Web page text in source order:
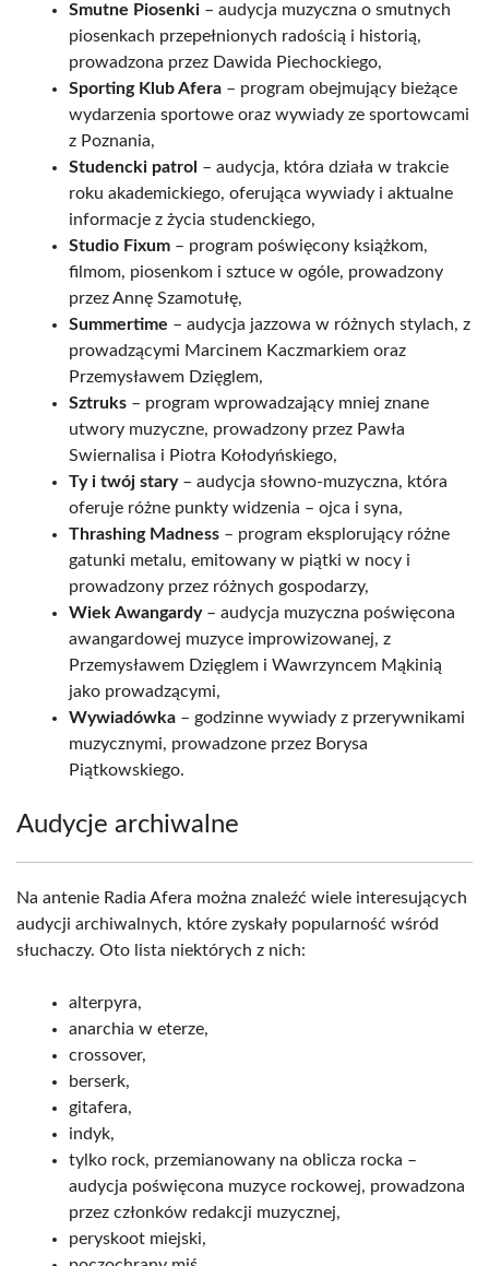
Smutne Piosenki – audycja muzyczna o smutnych
piosenkach przepełnionych radością i historią,
prowadzona przez Dawida Piechockiego,
Sporting Klub Afera – program obejmujący bieżące
wydarzenia sportowe oraz wywiady ze sportowcami
z Poznania,
Studencki patrol – audycja, która działa w trakcie
roku akademickiego, oferująca wywiady i aktualne
informacje z życia studenckiego,
Studio Fixum – program poświęcony książkom,
filmom, piosenkom i sztuce w ogóle, prowadzony
przez Annę Szamotułę,
Summertime – audycja jazzowa w różnych stylach, z
prowadzącymi Marcinem Kaczmarkiem oraz
Przemysławem Dzięglem,
Sztruks – program wprowadzający mniej znane
utwory muzyczne, prowadzony przez Pawła
Swiernalisa i Piotra Kołodyńskiego,
Ty i twój stary– audycja słowno-muzyczna, która
oferuje różne punkty widzenia – ojca i syna,
Thrashing Madness – program eksplorujący różne
gatunki metalu, emitowany w piątki w nocy i
prowadzony przez różnych gospodarzy,
Wiek Awangardy– audycja muzyczna poświęcona
awangardowej muzyce improwizowanej, z
Przemysławem Dzięglem i Wawrzyncem Mąkinią
jako prowadzącymi,
Wywiadówka – godzinne wywiady z przerywnikami
muzycznymi, prowadzone przez Borysa
Piątkowskiego.
Audycje archiwalne
Na antenie Radia Afera można znaleźć wiele interesujących
audycji archiwalnych, które zyskały popularność wśród
słuchaczy. Oto lista niektórych z nich:
alterpyra,
anarchia w eterze,
crossover,
berserk,
gitafera,
indyk,
tylko rock, przemianowany na oblicza rocka –
audycja poświęcona muzyce rockowej, prowadzona
przez członków redakcji muzycznej,
peryskoot miejski,